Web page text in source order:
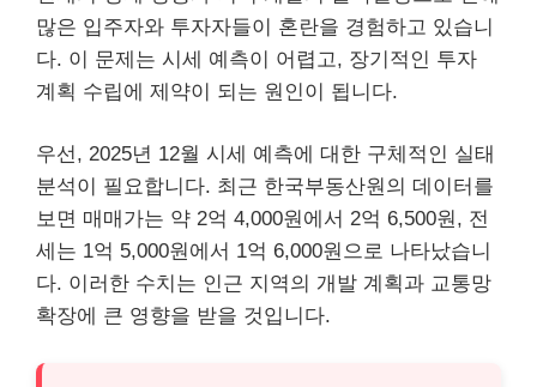
많은 입주자와 투자자들이 혼란을 경험하고 있습니
다. 이 문제는 시세 예측이 어렵고, 장기적인 투자
계획 수립에 제약이 되는 원인이 됩니다.
우선, 2025년 12월 시세 예측에 대한 구체적인 실태
분석이 필요합니다. 최근 한국부동산원의 데이터를
보면 매매가는 약 2억 4,000원에서 2억 6,500원, 전
세는 1억 5,000원에서 1억 6,000원으로 나타났습니
다. 이러한 수치는 인근 지역의 개발 계획과 교통망
확장에 큰 영향을 받을 것입니다.